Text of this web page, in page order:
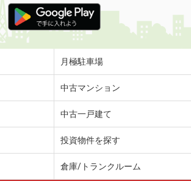
月極駐車場
中古マンション
中古一戸建て
投資物件を探す
倉庫/トランクルーム